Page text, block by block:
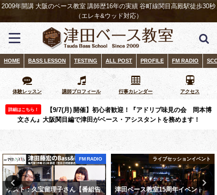
2009年開講 大阪のベース教室 講師歴16年の実績 谷町線関目高殿駅徒歩30秒
（エレキ&ウッド対応）
HOME BASS LESSON TESTING ALL POST PROFILE FM RADIO
体験レッスン 講師プロフィール 行事カレンダー アクセス
詳細はこちら！
【9/7(月) 開催】初心者歓迎！『アドリブ味見の会 岡本博
文さん』大阪関目編で津田がベース・アシスタントを務めます！
FM RADIO
ゲスト：久宝留理子さん【番組告
ライブセッションイベント
津田ベース教室15周年イベント